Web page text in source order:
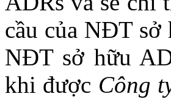
cầu của NĐT
NĐT sở hữu
khi được Công